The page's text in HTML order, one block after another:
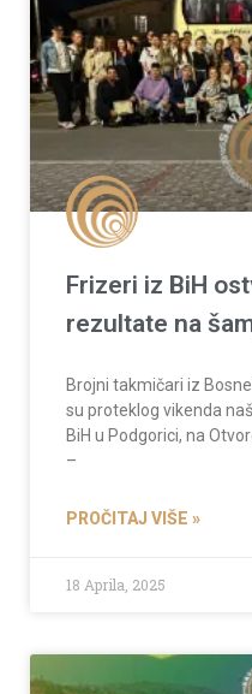
Frizeri iz BiH
rezultate na
Brojni takmičari iz
su proteklog vikenda
BiH u Podgorici, na
–
PROČITAJ VIŠE »
18 Aprila, 2025